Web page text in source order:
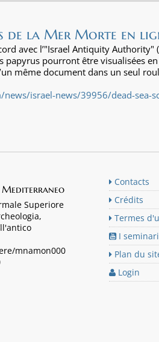
de la Mer Morte en
avec l’"Israel Antiquity
papyrus pourront être visualisées
même document dans un seul
israel-news/39956/dead-sea-
Superiore
mnamon000
Contacts
Crédits
Termes
I
Plan du
Login